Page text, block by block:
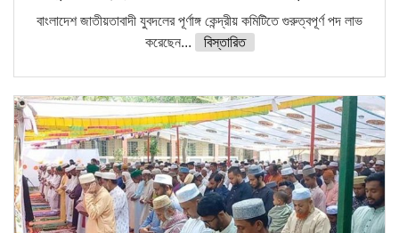
বাংলাদেশ জাতীয়তাবাদী যুবদলের পূর্ণাঙ্গ কেন্দ্রীয় কমিটিতে গুরুত্বপূর্ণ পদ লাভ
করেছেন...
বিস্তারিত